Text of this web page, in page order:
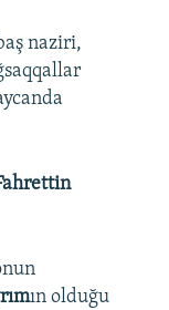
naziri,
ın olduğu